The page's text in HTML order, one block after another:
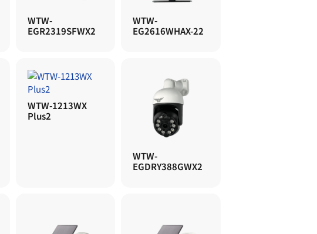
WTW-
EGR2319SFWX2
WTW-
EG2616WHAX-22
WTW-1213WX
Plus2
WTW-
EGDRY388GWX2